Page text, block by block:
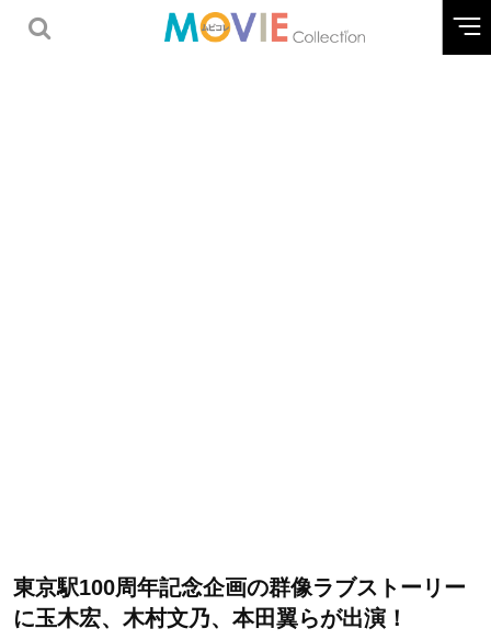
東京駅100周年記念企画の群像ラブストーリー
に玉木宏、木村文乃、本田翼らが出演！